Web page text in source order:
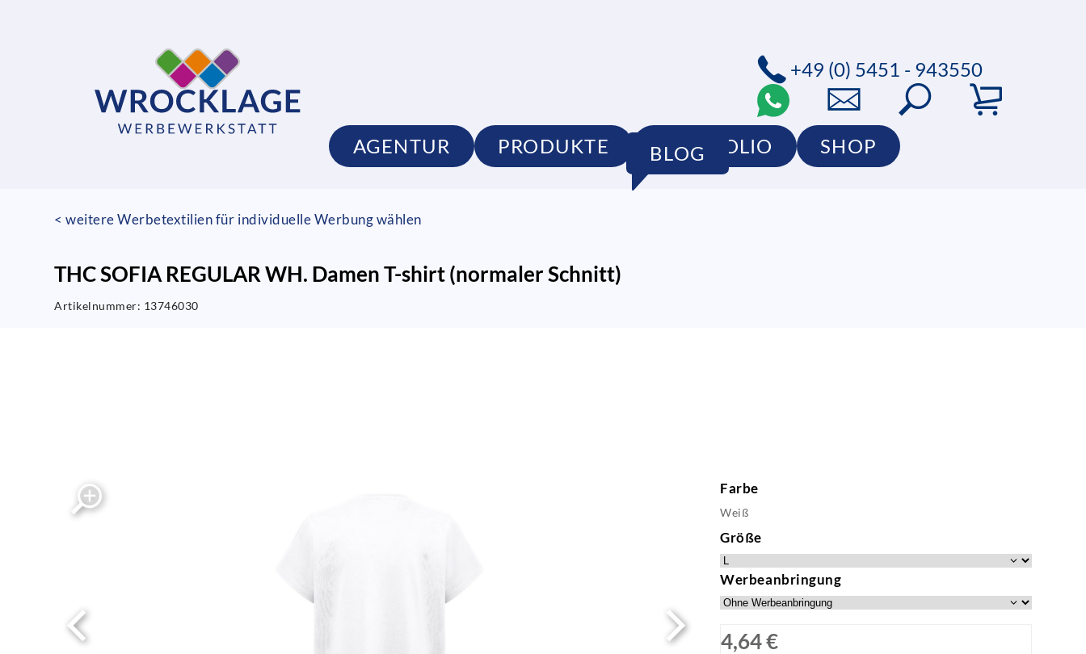
AGENTUR PRODUKTE PORTFOLIO SHOP
BLOG
+49 (0) 5451 - 943550
< weitere Werbetextilien für individuelle Werbung wählen
THC SOFIA REGULAR WH. Damen T-shirt (normaler Schnitt)
Artikelnummer: 13746030
Farbe
Weiß
Größe
Werbeanbringung
4,64 €